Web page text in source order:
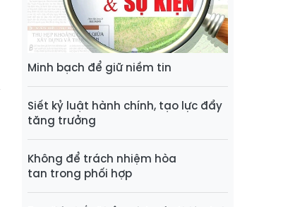
Minh bạch để giữ niềm tin
Siết kỷ luật hành chính, tạo lực đẩy
tăng trưởng
Không để trách nhiệm hòa
tan trong phối hợp